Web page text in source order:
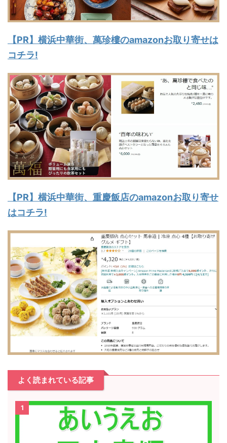
【PR】横浜中華街、萬珍樓のamazonお取り寄せは
コチラ!
【PR】横浜中華街、重慶飯店のamazonお取り寄せ
はコチラ!
よく読まれている記事
1